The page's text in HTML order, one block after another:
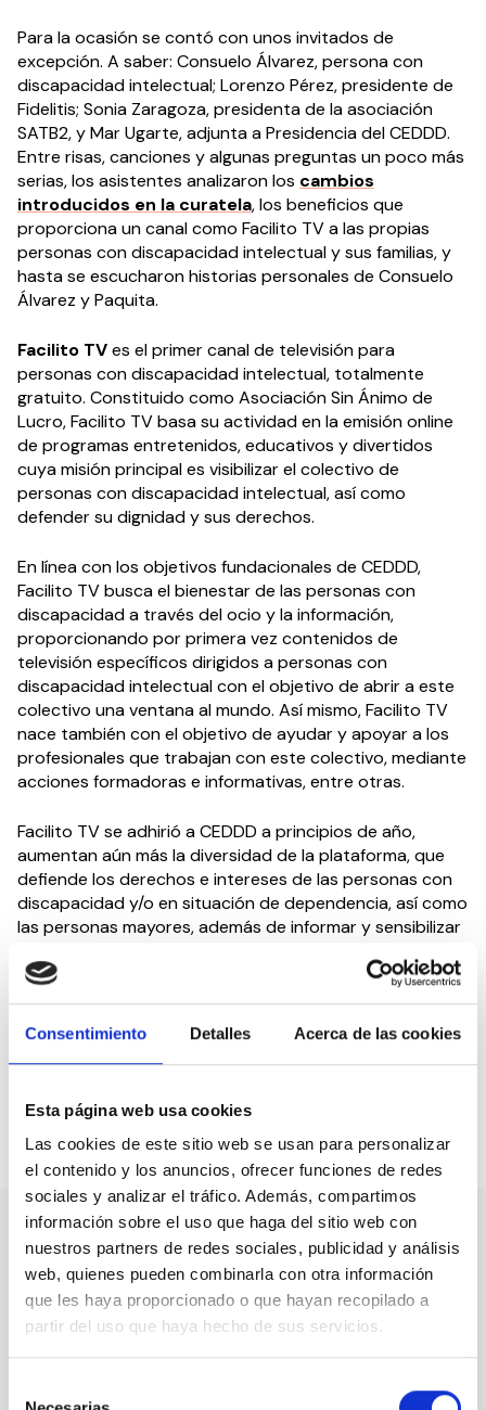
Consentimiento Detalles Acerca de las cookies
Esta página web usa cookies
Las cookies de este sitio web se usan para personalizar
el contenido y los anuncios, ofrecer funciones de redes
sociales y analizar el tráfico. Además, compartimos
información sobre el uso que haga del sitio web con
nuestros partners de redes sociales, publicidad y análisis
web, quienes pueden combinarla con otra información
que les haya proporcionado o que hayan recopilado a
partir del uso que haya hecho de sus servicios.
Para la ocasión se contó con unos invitados de
excepción. A saber: Consuelo Álvarez, persona con
discapacidad intelectual; Lorenzo Pérez, presidente de
Fidelitis; Sonia Zaragoza, presidenta de la asociación
SATB2, y Mar Ugarte, adjunta a Presidencia del CEDDD.
Entre risas, canciones y algunas preguntas un poco más
serias, los asistentes analizaron los cambios
introducidos en la curatela, los beneficios que
proporciona un canal como Facilito TV a las propias
personas con discapacidad intelectual y sus familias, y
hasta se escucharon historias personales de Consuelo
Álvarez y Paquita.
Facilito TVes el primer canal de televisión para
personas con discapacidad intelectual, totalmente
gratuito. Constituido como Asociación Sin Ánimo de
Lucro, Facilito TV basa su actividad en la emisión online
de programas entretenidos, educativos y divertidos
cuya misión principal es visibilizar el colectivo de
personas con discapacidad intelectual, así como
defender su dignidad y sus derechos.
En línea con los objetivos fundacionales de CEDDD,
Facilito TV busca el bienestar de las personas con
discapacidad a través del ocio y la información,
proporcionando por primera vez contenidos de
televisión específicos dirigidos a personas con
discapacidad intelectual con el objetivo de abrir a este
colectivo una ventana al mundo. Así mismo, Facilito TV
nace también con el objetivo de ayudar y apoyar a los
profesionales que trabajan con este colectivo, mediante
acciones formadoras e informativas, entre otras.
Facilito TV se adhirió a CEDDD a principios de año,
aumentan aún más la diversidad de la plataforma, que
defiende los derechos e intereses de las personas con
discapacidad y/o en situación de dependencia, así como
las personas mayores, además de informar y sensibilizar
comunicados y Jornadas CEDDD de índole informativa.
Al mismo tiempo, busca hacer incidencia política para
sacar adelante medidas que mejoren su calidad de vida,
la de sus familias y la de todas las personas que velan
por su bienestar.
Compartir en:
Nuestro canal de Youtube
Todas las jornadas CEDDD, el podcast ‘El Rincón
Social’ y mucho más en formato audiovisual a un
solo clic.